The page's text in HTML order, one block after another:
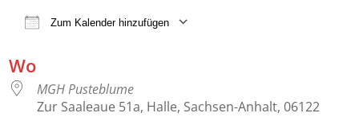
Zum Kalender hinzufügen
Wo
MGH Pusteblume
Zur Saaleaue 51a, Halle, Sachsen-Anhalt, 06122